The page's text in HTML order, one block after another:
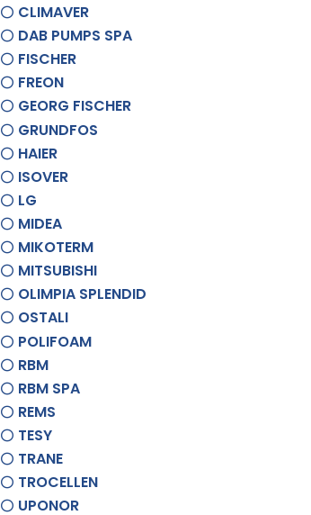
CLIMAVER
DAB PUMPS SPA
FISCHER
FREON
GEORG FISCHER
GRUNDFOS
HAIER
ISOVER
LG
MIDEA
MIKOTERM
MITSUBISHI
OLIMPIA SPLENDID
OSTALI
POLIFOAM
RBM
RBM SPA
REMS
TESY
TRANE
TROCELLEN
UPONOR